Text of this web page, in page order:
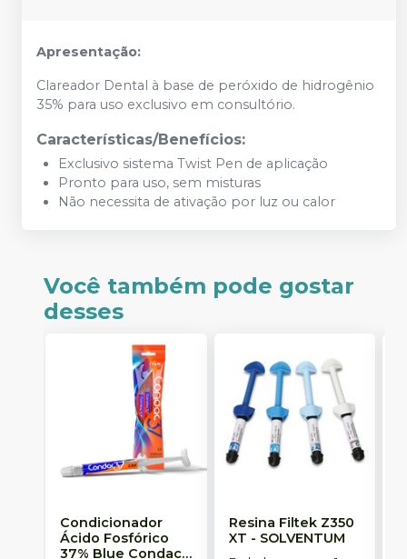
Apresentação:
Clareador Dental à base de peróxido de hidrogênio
35% para uso exclusivo em consultório.
Características/Benefícios:
Exclusivo sistema Twist Pen de aplicação
Pronto para uso, sem misturas
Não necessita de ativação por luz ou calor
Você também pode gostar
desses
Condicionador
Ácido Fosfórico
37% Blue Condac-
Resina Filtek Z350
XT - SOLVENTUM